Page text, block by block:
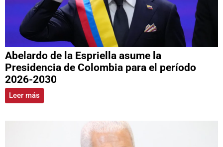
Abelardo de la Espriella asume la
Presidencia de Colombia para el período
2026-2030
Leer más